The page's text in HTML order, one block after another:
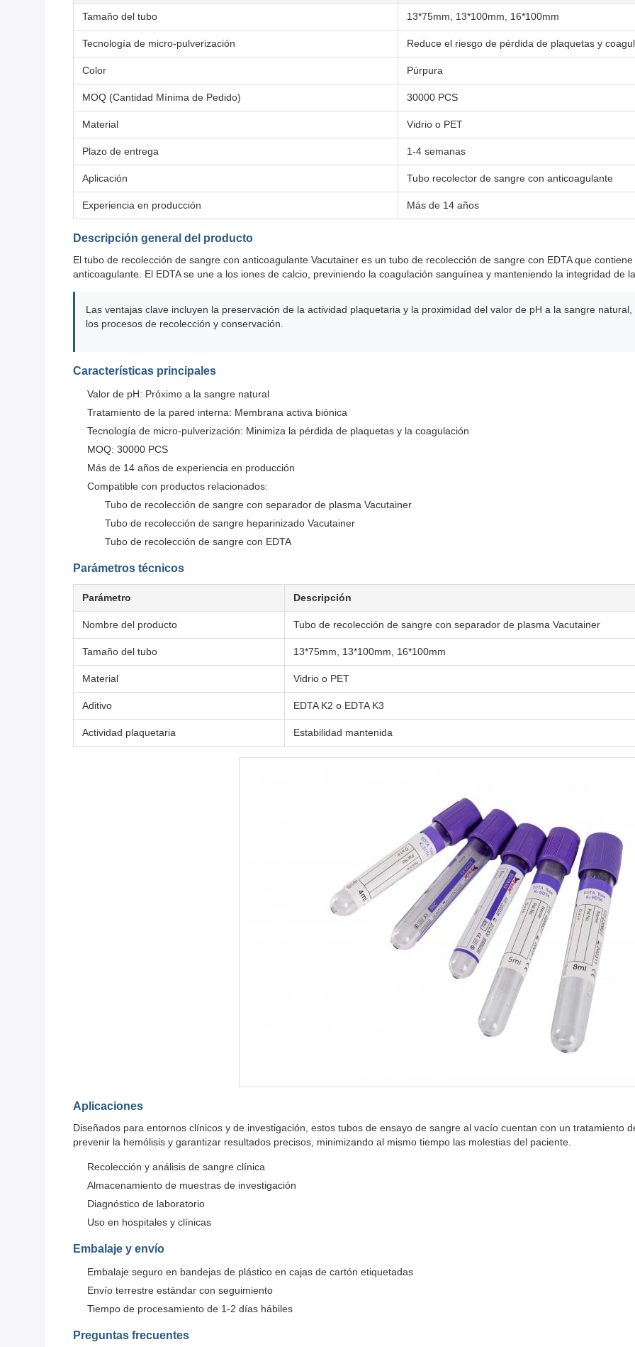
Tamaño del tubo 13*75mm, 13*100mm, 16*100mm
Tecnología de micro-pulverización Reduce el riesgo de pérdida de plaquetas y
Color Púrpura
MOQ (Cantidad Mínima de Pedido) 30000 PCS
Material Vidrio o PET
Plazo de entrega 1-4 semanas
Aplicación Tubo recolector de sangre con anticoagulante
Experiencia en producción Más de 14 años
Descripción general del producto
El tubo de recolección de sangre con anticoagulante Vacutainer es un tubo de recolección de sangre con EDTA que
anticoagulante. El EDTA se une a los iones de calcio, previniendo la coagulación sanguínea y manteniendo la integridad de
Las ventajas clave incluyen la preservación de la actividad plaquetaria y la proximidad del valor de pH a la sangre
los procesos de recolección y conservación.
Características principales
Valor de pH: Próximo a la sangre natural
Tratamiento de la pared interna: Membrana activa biónica
Tecnología de micro-pulverización: Minimiza la pérdida de plaquetas y la coagulación
MOQ: 30000 PCS
Más de 14 años de experiencia en producción
Compatible con productos relacionados:
Tubo de recolección de sangre con separador de plasma Vacutainer
Tubo de recolección de sangre heparinizado Vacutainer
Tubo de recolección de sangre con EDTA
Parámetros técnicos
Parámetro Descripción
Nombre del producto Tubo de recolección de sangre con separador de plasma Vacutainer
Tamaño del tubo 13*75mm, 13*100mm, 16*100mm
Material Vidrio o PET
Aditivo EDTA K2 o EDTA K3
Actividad plaquetaria Estabilidad mantenida
Aplicaciones
Diseñados para entornos clínicos y de investigación, estos tubos de ensayo de sangre al vacío cuentan con un tratamiento
prevenir la hemólisis y garantizar resultados precisos, minimizando al mismo tiempo las molestias del paciente.
Recolección y análisis de sangre clínica
Almacenamiento de muestras de investigación
Diagnóstico de laboratorio
Uso en hospitales y clínicas
Embalaje y envío
Embalaje seguro en bandejas de plástico en cajas de cartón etiquetadas
Envío terrestre estándar con seguimiento
Tiempo de procesamiento de 1-2 días hábiles
Preguntas frecuentes